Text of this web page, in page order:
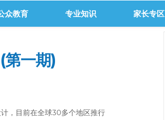
众教育 专业知识 家长专区
第一期)
，目前在全球30多个地区推行